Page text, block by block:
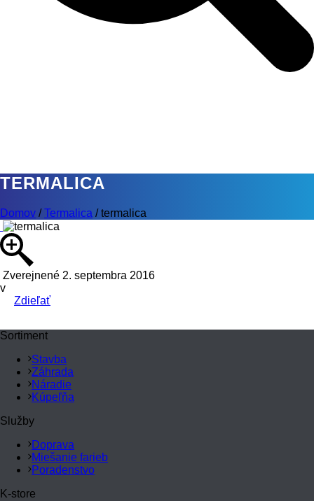
TERMALICA
Domov /Termalica /termalica
Zverejnené 2. septembra 2016
v
Zdieľať
Sortiment
Stavba
Záhrada
Náradie
Kúpeľňa
Služby
Doprava
Miešanie farieb
Poradenstvo
K-store